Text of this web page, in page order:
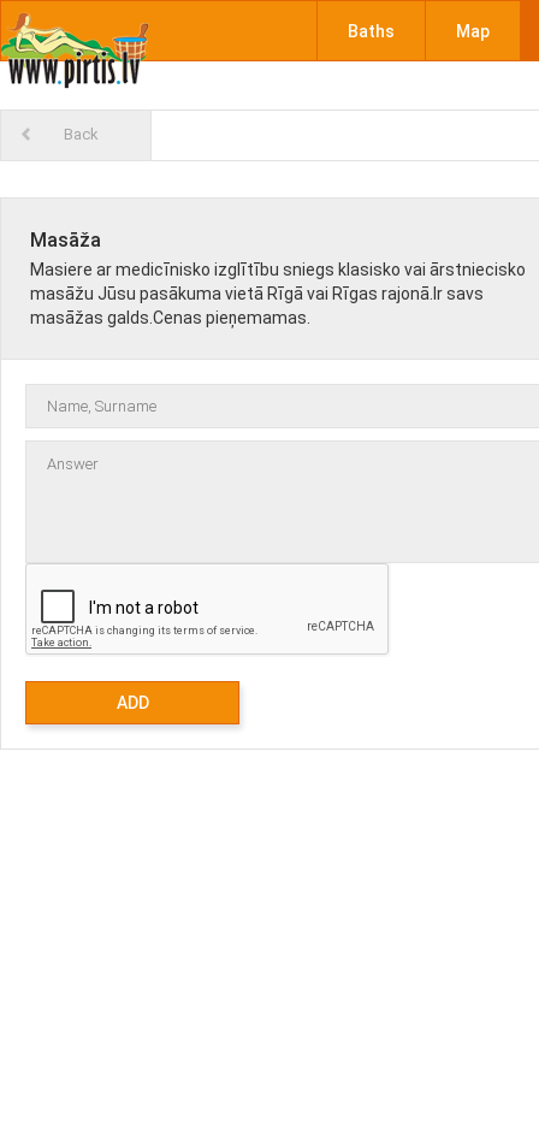
Baths Map
Back
Masāža
Masiere ar medicīnisko izglītību sniegs klasisko vai ārstniecisko
masāžu Jūsu pasākuma vietā Rīgā vai Rīgas rajonā.Ir savs
masāžas galds.Cenas pieņemamas.